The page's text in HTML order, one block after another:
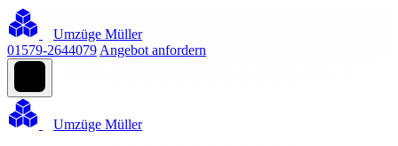
Umzüge Müller
01579-2644079 Angebot anfordern
Umzüge Müller